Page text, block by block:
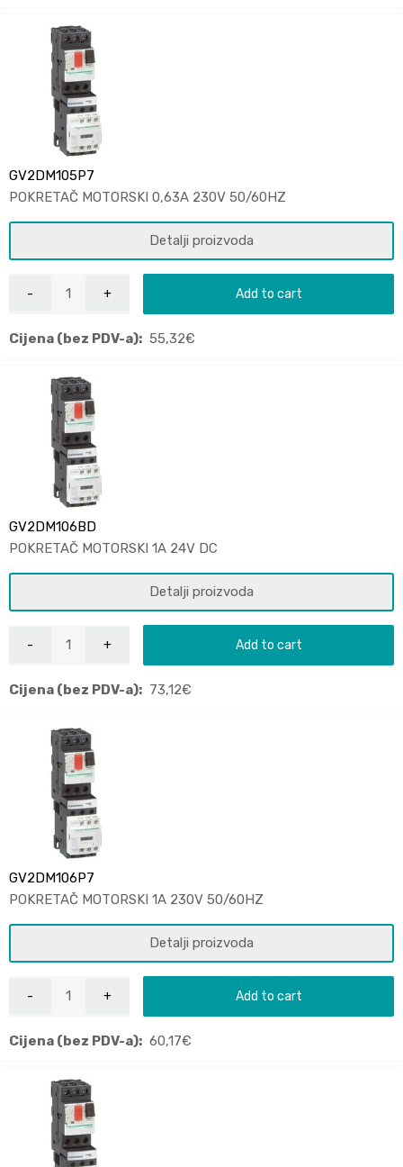
GV2DM105P7
POKRETAČ MOTORSKI 0,63A 230V 50/60HZ
Detalji proizvoda
Add to cart
Cijena (bez PDV-a): 55,32€
GV2DM106BD
POKRETAČ MOTORSKI 1A 24V DC
Detalji proizvoda
Add to cart
Cijena (bez PDV-a): 73,12€
GV2DM106P7
POKRETAČ MOTORSKI 1A 230V 50/60HZ
Detalji proizvoda
Add to cart
Cijena (bez PDV-a): 60,17€